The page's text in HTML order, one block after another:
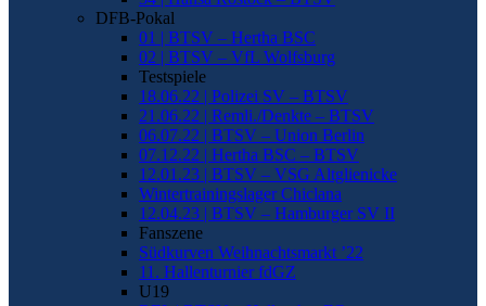
DFB-Pokal
01 | BTSV – Hertha BSC
02 | BTSV – VfL Wolfsburg
Testspiele
18.06.22 | Polizei SV – BTSV
21.06.22 | Remli./Denkte – BTSV
06.07.22 | BTSV – Union Berlin
07.12.22 | Hertha BSC – BTSV
12.01.23 | BTSV – VSG Altglienicke
Wintertrainingslager Chiclana
12.04.23 | BTSV – Hamburger SV II
Fanszene
Südkurven Weihnachtsmarkt ’22
11. Hallenturnier fdGZ
U19